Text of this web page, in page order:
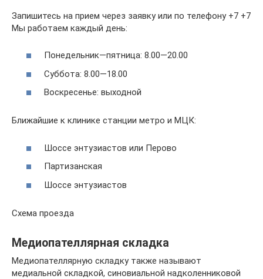
Запишитесь на прием через заявку или по телефону +7 +7
Мы работаем каждый день:
Понедельник—пятница: 8.00—20.00
Суббота: 8.00—18.00
Воскресенье: выходной
Ближайшие к клинике станции метро и МЦК:
Шоссе энтузиастов или Перово
Партизанская
Шоссе энтузиастов
Схема проезда
Медиопателлярная складка
Медиопателлярную складку также называют
медиальной складкой, синовиальной надколенниковой